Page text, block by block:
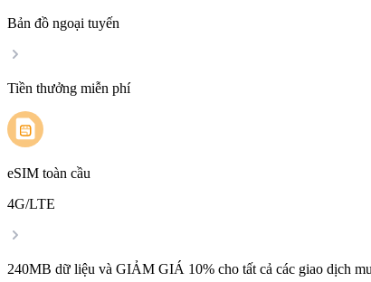
Bản đồ ngoại tuyến
Tiền thưởng miễn phí
eSIM toàn cầu
4G/LTE
240MB dữ liệu và GIẢM GIÁ 10% cho tất cả các giao dịch